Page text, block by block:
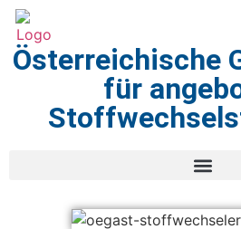
Österreichische
für